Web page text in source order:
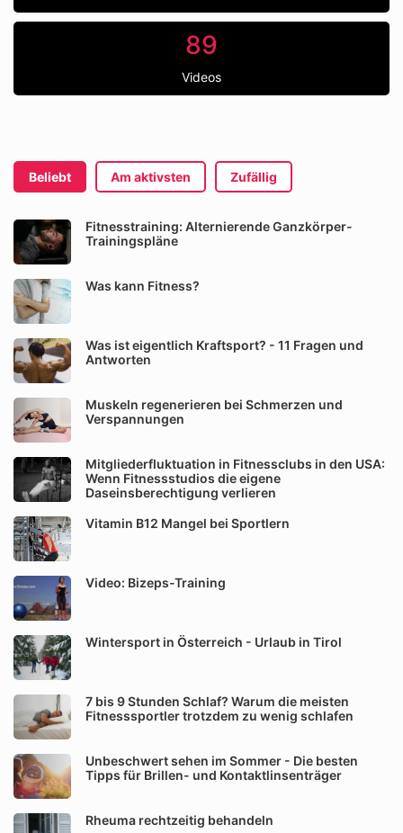
89
Videos
Beliebt Am aktivsten Zufällig
Fitnesstraining: Alternierende Ganzkörper-
Trainingspläne
Was kann Fitness?
Was ist eigentlich Kraftsport? - 11 Fragen und
Antworten
Muskeln regenerieren bei Schmerzen und
Verspannungen
Mitgliederfluktuation in Fitnessclubs in den USA:
Wenn Fitnessstudios die eigene
Daseinsberechtigung verlieren
Vitamin B12 Mangel bei Sportlern
Video: Bizeps-Training
Wintersport in Österreich - Urlaub in Tirol
7 bis 9 Stunden Schlaf? Warum die meisten
Fitnesssportler trotzdem zu wenig schlafen
Unbeschwert sehen im Sommer - Die besten
Tipps für Brillen- und Kontaktlinsenträger
Rheuma rechtzeitig behandeln